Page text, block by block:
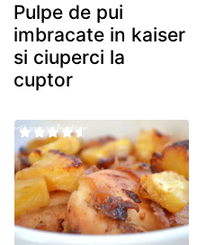
Pulpe de pui
imbracate in kaiser
si ciuperci la
cuptor